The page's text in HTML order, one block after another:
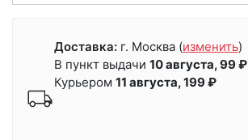
Доставка: г. Москва (изменить)
В пункт выдачи 10 августа, 99 ₽
Курьером 11 августа, 199 ₽